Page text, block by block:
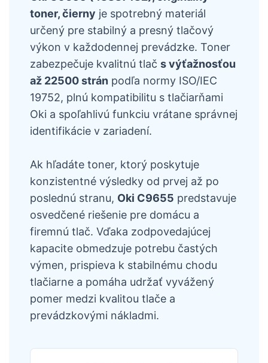
toner, čierny je spotrebný materiál
určený pre stabilný a presný tlačový
výkon v každodennej prevádzke. Toner
zabezpečuje kvalitnú tlač s výťažnosťou
až 22500 strán podľa normy ISO/IEC
19752, plnú kompatibilitu s tlačiarňami
Oki a spoľahlivú funkciu vrátane správnej
identifikácie v zariadení.
Ak hľadáte toner, ktorý poskytuje
konzistentné výsledky od prvej až po
poslednú stranu, Oki C9655 predstavuje
osvedčené riešenie pre domácu a
firemnú tlač. Vďaka zodpovedajúcej
kapacite obmedzuje potrebu častých
výmen, prispieva k stabilnému chodu
tlačiarne a pomáha udržať vyvážený
pomer medzi kvalitou tlače a
prevádzkovými nákladmi.